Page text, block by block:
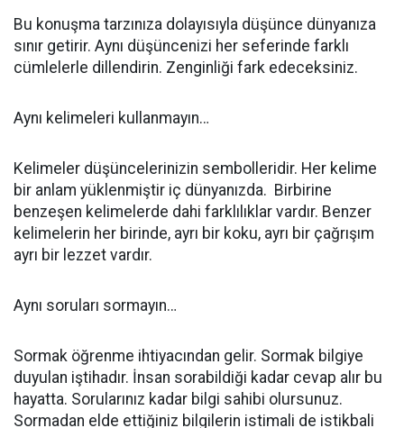
Bu konuşma tarzınıza dolayısıyla düşünce dünyanıza
sınır getirir. Aynı düşüncenizi her seferinde farklı
cümlelerle dillendirin. Zenginliği fark edeceksiniz.
Aynı kelimeleri kullanmayın…
Kelimeler düşüncelerinizin sembolleridir. Her kelime
bir anlam yüklenmiştir iç dünyanızda. Birbirine
benzeşen kelimelerde dahi farklılıklar vardır. Benzer
kelimelerin her birinde, ayrı bir koku, ayrı bir çağrışım
ayrı bir lezzet vardır.
Aynı soruları sormayın…
Sormak öğrenme ihtiyacından gelir. Sormak bilgiye
duyulan iştihadır. İnsan sorabildiği kadar cevap alır bu
hayatta. Sorularınız kadar bilgi sahibi olursunuz.
Sormadan elde ettiğiniz bilgilerin istimali de istikbali